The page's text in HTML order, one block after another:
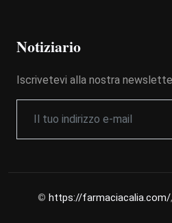
Notiziario
Iscrivetevi alla nostra
© https://farmaciacalia.com/